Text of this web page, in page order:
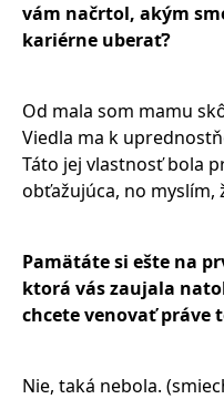
vám načrtol, akým
kariérne uberať?
Od mala som mamu
Viedla ma k
Táto jej vlastnosť bola
obťažujúca, no myslím,
Pamätáte si ešte na
ktorá vás zaujala
chcete venovať práve
Nie, taká nebola.